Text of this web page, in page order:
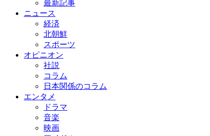
最新記事
ニュース
経済
北朝鮮
スポーツ
オピニオン
社説
コラム
日本関係のコラム
エンタメ
ドラマ
音楽
映画